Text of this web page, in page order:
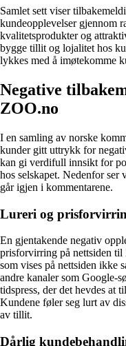
Samlet sett viser
kundeopplevelser gjennom
kvalitetsprodukter og
bygge tillit og lojalitet hos
lykkes med å imøtekomme
Negative
ZOO.no
I en samling av norske
kunder gitt uttrykk for
kan gi verdifull innsikt for
hos selskapet. Nedenfor ser
går igjen i kommentarene.
Lureri og
En gjentakende negativ
prisforvirring på nettsiden til
som vises på nettsiden ikke
andre kanaler som Google-
tidspress, der det hevdes at
Kundene føler seg lurt av
av tillit.
Dårlig